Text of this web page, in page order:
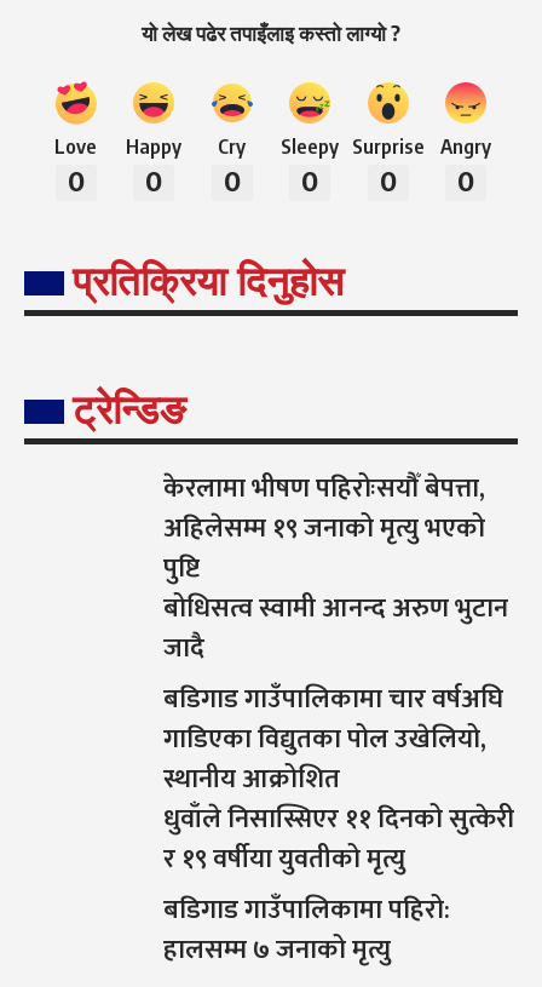
यो लेख पढेर तपाइँलाइ कस्तो लाग्यो ?
Love
0
Happy
0
Cry
0
Sleepy
0
Surprise
0
Angry
0
प्रतिक्रिया दिनुहोस
ट्रेन्डिङ
केरलामा भीषण पहिरोःसयौँ बेपत्ता,
अहिलेसम्म १९ जनाको मृत्यु भएको
पुष्टि
बोधिसत्व स्वामी आनन्द अरुण भुटान
जादै
बडिगाड गाउँपालिकामा चार वर्षअघि
गाडिएका विद्युतका पोल उखेलियो,
स्थानीय आक्रोशित
धुवाँले निसास्सिएर ११ दिनको सुत्केरी
र १९ वर्षीया युवतीको मृत्यु
बडिगाड गाउँपालिकामा पहिरो:
हालसम्म ७ जनाको मृत्यु